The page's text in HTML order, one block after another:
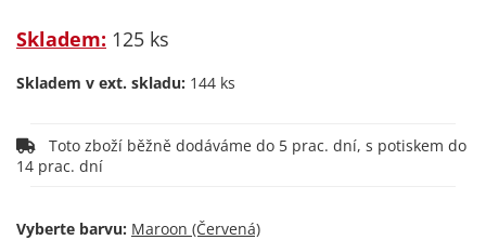
Skladem: 125 ks
Skladem v ext. skladu: 144 ks
14 prac. dní
Vyberte barvu: